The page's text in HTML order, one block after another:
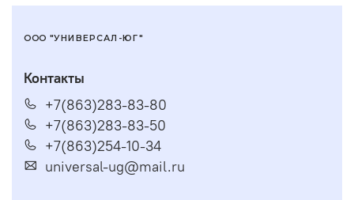
ООО "УНИВЕРСАЛ-ЮГ"
Контакты
+7(863)283-83-80
+7(863)283-83-50
+7(863)254-10-34
universal-ug@mail.ru